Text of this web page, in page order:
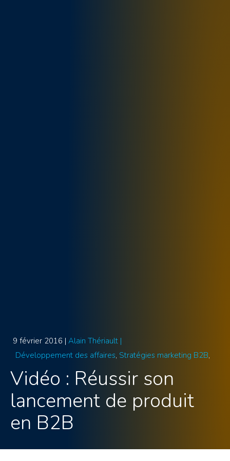
9 février 2016 | Alain Thériault |
Développement des affaires Stratégies marketing B2B
Vidéo : Réussir son
lancement de produit
en B2B